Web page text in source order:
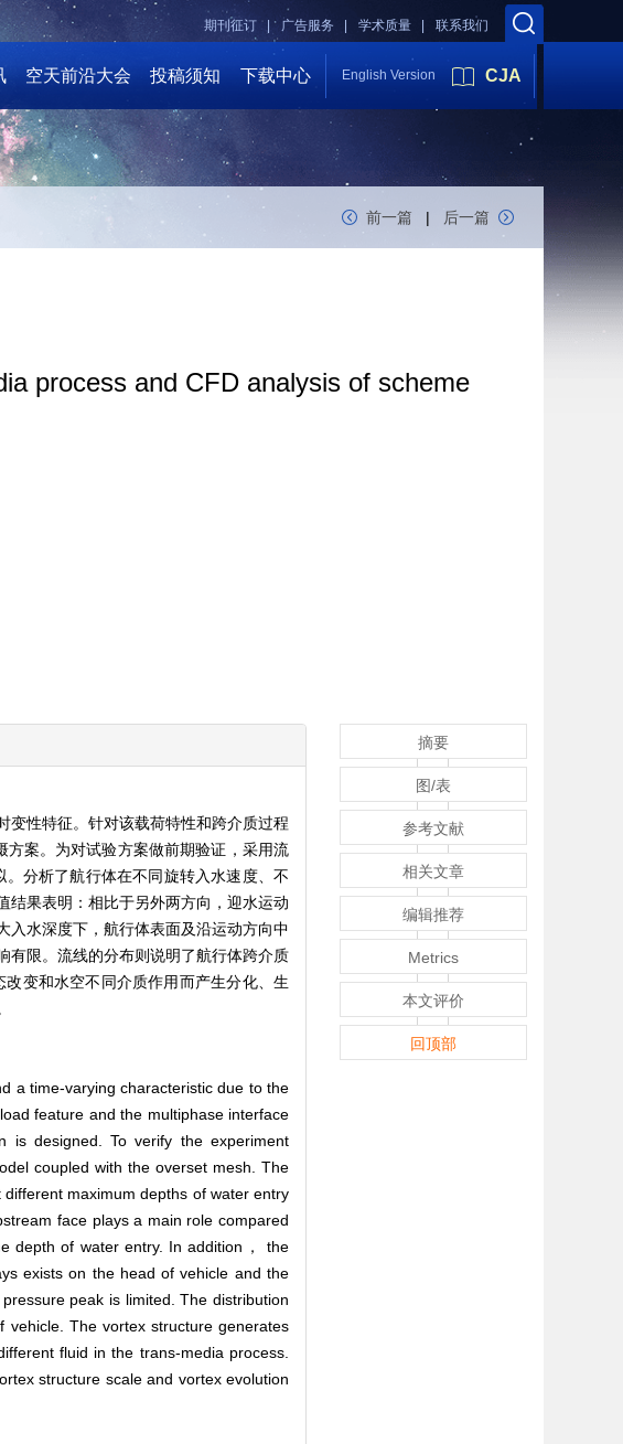
联系我们
学术质量 |
广告服务 |
期刊征订 |
空天前沿大会 投稿须知 下载中心 English Version CJA
前一篇 | 后一篇
process and CFD analysis of scheme
变性特征。针对该载荷特性和跨介质过程
案。为对试验方案做前期验证，采用流
分析了航行体在不同旋转入水速度、不
结果表明：相比于另外两方向，迎水运动
入水深度下，航行体表面及沿运动方向中
有限。流线的分布则说明了航行体跨介质
变和水空不同介质作用而产生分化、生
a time-varying characteristic due to the
feature and the multiphase interface
is designed. To verify the experiment
coupled with the overset mesh. The
maximum depths of water entry
face plays a main role compared
depth of water entry. In addition， the
exists on the head of vehicle and the
peak is limited. The distribution
The vortex structure generates
fluid in the trans-media process.
structure scale and vortex evolution
摘要
图/表
参考文献
相关文章
编辑推荐
Metrics
本文评价
回顶部